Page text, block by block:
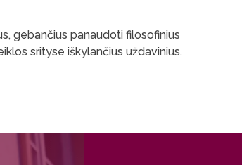
gebančius panaudoti filosofinius
srityse iškylančius uždavinius.